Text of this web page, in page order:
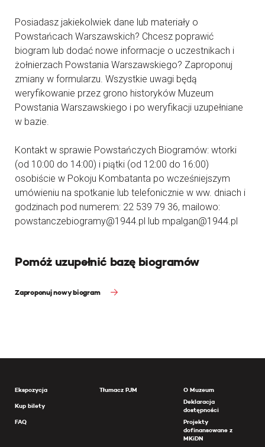
Posiadasz jakiekolwiek dane lub materiały o
Powstańcach Warszawskich? Chcesz poprawić
biogram lub dodać nowe informacje o uczestnikach i
żołnierzach Powstania Warszawskiego? Zaproponuj
zmiany w formularzu. Wszystkie uwagi będą
weryfikowanie przez grono historyków Muzeum
Powstania Warszawskiego i po weryfikacji uzupełniane
w bazie.
Kontakt w sprawie Powstańczych Biogramów: wtorki
(od 10:00 do 14:00) i piątki (od 12:00 do 16:00)
osobiście w Pokoju Kombatanta po wcześniejszym
umówieniu na spotkanie lub telefonicznie w ww. dniach i
godzinach pod numerem: 22 539 79 36, mailowo:
powstanczebiogramy@1944.pl lub mpalgan@1944.pl
Pomóż uzupełnić bazę biogramów
Zaproponuj nowy biogram
Ekspozycja
Kup bilety
FAQ
Tłumacz PJM
O Muzeum
Deklaracja
dostępności
Projekty
dofinansowane z
MKiDN